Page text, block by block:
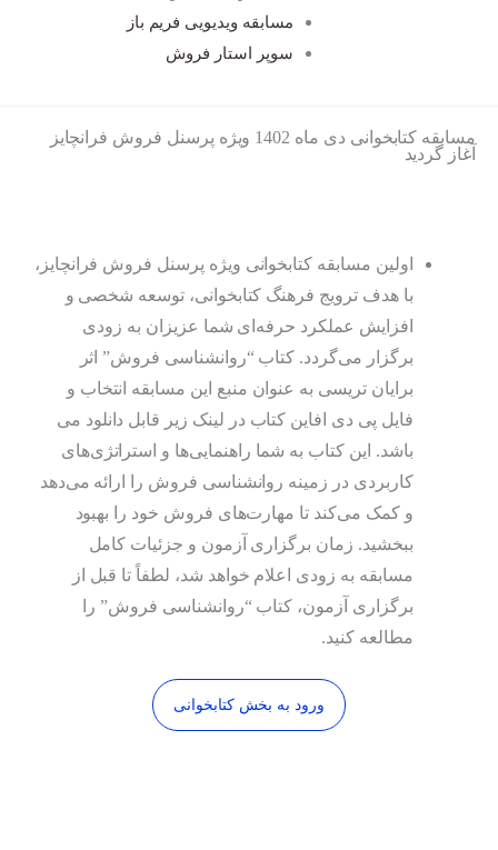
مسابقه ویدیویی فریم باز
سوپر استار فروش
مسابقه کتابخوانی دی ماه 1402 ویژه پرسنل فروش فرانچایز
آغاز گردید
اولین مسابقه کتابخوانی ویژه پرسنل فروش فرانچایز،
با هدف ترویج فرهنگ کتابخوانی، توسعه شخصی و
افزایش عملکرد حرفه‌ای شما عزیزان به زودی
برگزار می‌گردد. کتاب “روانشناسی فروش” اثر
برایان تریسی به عنوان منبع این مسابقه انتخاب و
فایل پی دی افاین کتاب در لینک زیر قابل دانلود می
باشد. این کتاب به شما راهنمایی‌ها و استراتژی‌های
کاربردی در زمینه روانشناسی فروش را ارائه می‌دهد
و کمک می‌کند تا مهارت‌های فروش خود را بهبود
ببخشید. زمان برگزاری آزمون و جزئیات کامل
مسابقه به زودی اعلام خواهد شد، لطفاً تا قبل از
برگزاری آزمون، کتاب “روانشناسی فروش” را
مطالعه کنید.
ورود به بخش کتابخوانی